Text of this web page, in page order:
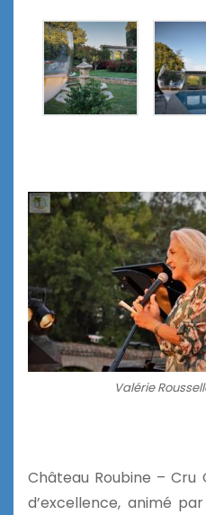
Valérie
Château Roubine – Cru
d’excellence, animé